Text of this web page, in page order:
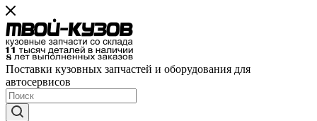
Поставки кузовных запчастей и оборудования для
автосервисов